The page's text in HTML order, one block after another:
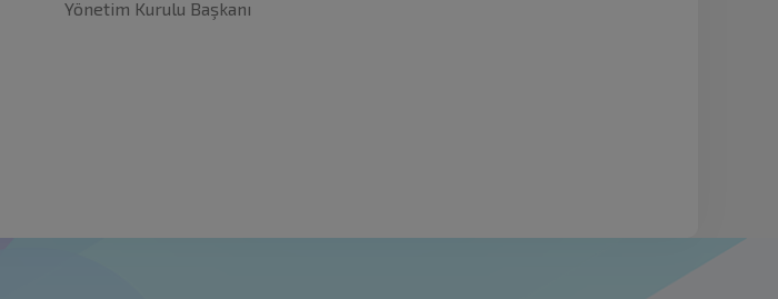
Yönetim Kurulu Başkanı